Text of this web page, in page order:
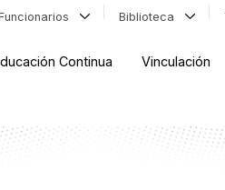
Biblioteca
Continua Vinculación